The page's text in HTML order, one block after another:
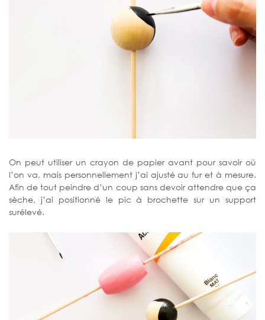
On peut utiliser un crayon de papier avant pour savoir où
l’on va, mais personnellement j’ai ajusté au fur et à mesure.
Afin de tout peindre d’un coup sans devoir attendre que ça
sèche, j’ai positionné le pic à brochette sur un support
surélevé.